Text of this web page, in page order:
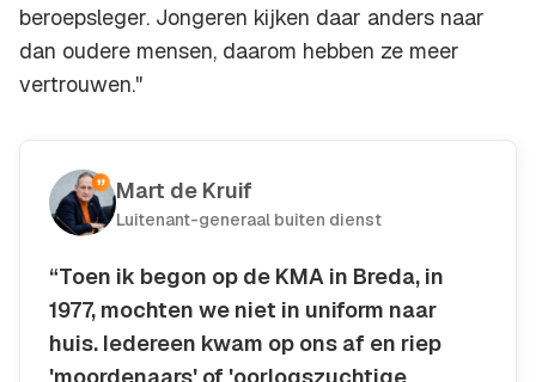
beroepsleger. Jongeren kijken daar anders naar
dan oudere mensen, daarom hebben ze meer
vertrouwen."
Mart de Kruif
Luitenant-generaal buiten dienst
“Toen ik begon op de KMA in Breda, in
1977, mochten we niet in uniform naar
huis. Iedereen kwam op ons af en riep